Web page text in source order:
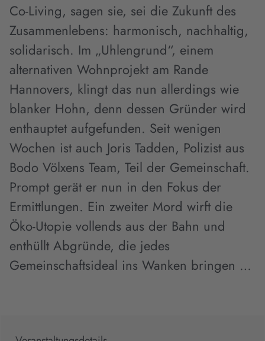
Co-Living, sagen sie, sei die Zukunft des
Zusammenlebens: harmonisch, nachhaltig,
solidarisch. Im „Uhlengrund“, einem
alternativen Wohnprojekt am Rande
Hannovers, klingt das nun allerdings wie
blanker Hohn, denn dessen Gründer wird
enthauptet aufgefunden. Seit wenigen
Wochen ist auch Joris Tadden, Polizist aus
Bodo Völxens Team, Teil der Gemeinschaft.
Prompt gerät er nun in den Fokus der
Ermittlungen. Ein zweiter Mord wirft die
Öko-Utopie vollends aus der Bahn und
enthüllt Abgründe, die jedes
Gemeinschaftsideal ins Wanken bringen …